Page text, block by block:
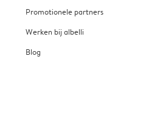
Promotionele partners
Werken bij albelli
Blog